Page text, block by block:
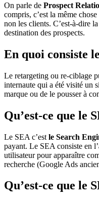
On parle de Prospect
compris, c’est la même
non les clients. C’est-à-dire
destination des prospects.
En quoi consiste
Le retargeting ou re-ciblage
internaute qui a été visité un
marque ou de le pousser à
Qu’est-ce que le
Le SEA c’est le Search
payant. Le SEA consiste en
utilisateur pour apparaître
recherche (Google Ads
Qu’est-ce que le